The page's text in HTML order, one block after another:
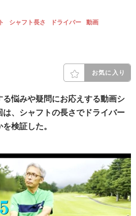
シャフト長さ ドライバー
動画
お気に入り
悩みや疑問にお応えする動画シ
は、シャフトの長さでドライバー
検証した。